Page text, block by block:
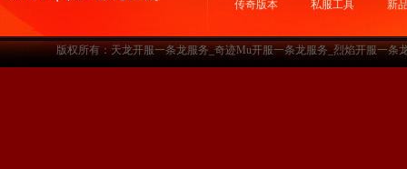
传奇版本
私服工具
新
版权所有：天龙开服一条龙服务_奇迹Mu开服一条龙服务_烈焰开服一条